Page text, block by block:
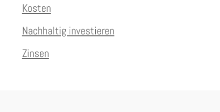
Kosten
Nachhaltig investieren
Zinsen